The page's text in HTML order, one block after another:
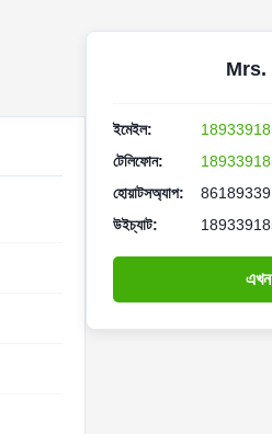
Mrs.
ইমেইল:
টেলিফোন:
হোয়াটসঅ্যাপ:
উইচ্যাট: